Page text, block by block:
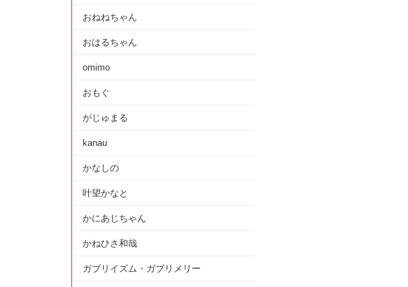
おねねちゃん
おはるちゃん
omimo
おもぐ
がじゅまる
kanau
かなしの
叶望かなと
かにあじちゃん
かねひさ和哉
ガブリイズム・ガブリメリー